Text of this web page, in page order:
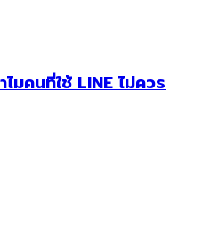
มคนที่ใช้ LINE ไม่ควร